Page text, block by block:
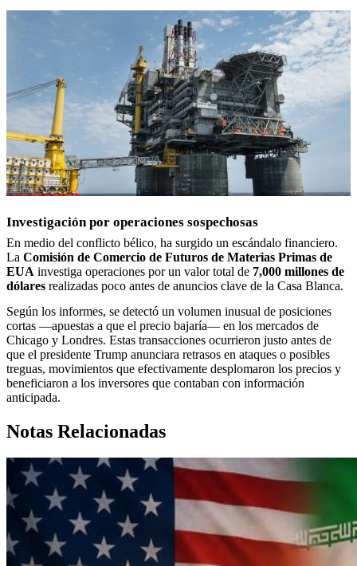
Investigación por operaciones sospechosas
En medio del conflicto bélico, ha surgido un escándalo financiero.
La Comisión de Comercio de Futuros de Materias Primas de
EUA investiga operaciones por un valor total de 7,000 millones de
dólares realizadas poco antes de anuncios clave de la Casa Blanca.
Según los informes, se detectó un volumen inusual de posiciones
cortas —apuestas a que el precio bajaría— en los mercados de
Chicago y Londres. Estas transacciones ocurrieron justo antes de
que el presidente Trump anunciara retrasos en ataques o posibles
treguas, movimientos que efectivamente desplomaron los precios y
beneficiaron a los inversores que contaban con información
anticipada.
Notas Relacionadas